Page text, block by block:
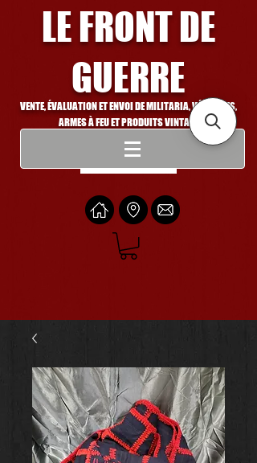
LE FRONT DE
GUERRE
VENTE, ÉVALUATION ET ENVOI DE MILITARIA, VÉHICULES,
ARMES À FEU ET PRODUITS VINTAGE
Se connecter